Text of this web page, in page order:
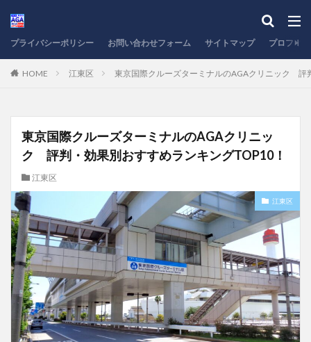
プライバシーポリシー お問い合わせフォーム サイトマップ プロフィ
HOME 江東区 東京国際クルーズターミナルのAGAクリニック 評
東京国際クルーズターミナルのAGAクリニッ
ク 評判・効果別おすすめランキングTOP10！
江東区
江東区